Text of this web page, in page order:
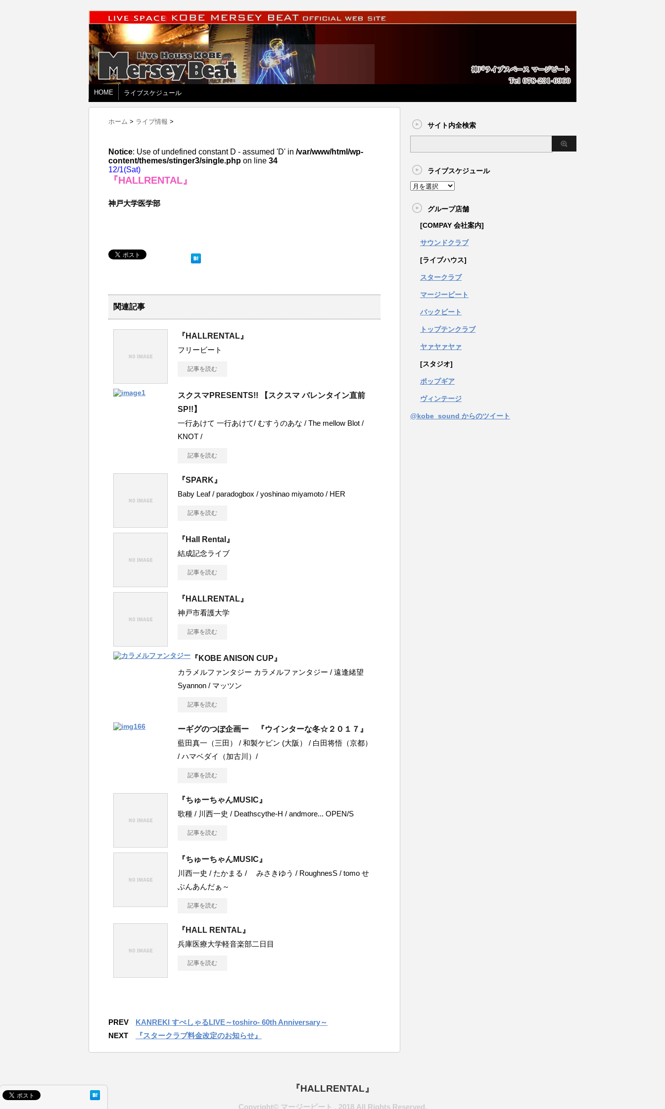
HOME ライブスケジュール
ホーム > ライブ情報 >
Notice: Use of undefined constant D - assumed 'D' in /var/www/html/wp-
content/themes/stinger3/single.php on line 34
12/1(Sat)
『HALLRENTAL』
神戸大学医学部
関連記事
『HALLRENTAL』
フリービート
記事を読む
スクスマPRESENTS!! 【スクスマ バレンタイン直前
SP!!】
一行あけて 一行あけて/ むすうのあな / The mellow Blot /
KNOT /
記事を読む
『SPARK』
Baby Leaf / paradogbox / yoshinao miyamoto / HER
記事を読む
『Hall Rental』
結成記念ライブ
記事を読む
『HALLRENTAL』
神戸市看護大学
記事を読む
『KOBE ANISON CUP』
カラメルファンタジー カラメルファンタジー / 遠逢緒望
Syannon / マッツン
記事を読む
ーギグのつぼ企画ー 『ウインターな冬☆２０１７』
藍田真一（三田） / 和製ケビン (大阪） / 白田将悟（京都）
/ ハマベダイ（加古川）/
記事を読む
『ちゅーちゃんMUSIC』
歌種 / 川西一史 / Deathscythe‐H / andmore... OPEN/S
記事を読む
『ちゅーちゃんMUSIC』
川西一史 / たかまる / みさきゆう / RoughnesS / tomo せ
ぶんあんだぁ～
記事を読む
『HALL RENTAL』
兵庫医療大学軽音楽部二日目
記事を読む
PREV
KANREKI すぺしゃるLIVE～toshiro- 60th Anniversary～
NEXT
『スタークラブ料金改定のお知らせ』
サイト内全検索
ライブスケジュール
グループ店舗
[COMPAY 会社案内]
サウンドクラブ
[ライブハウス]
スタークラブ
マージービート
バックビート
トップテンクラブ
ヤァヤァヤァ
[スタジオ]
ポップギア
ヴィンテージ
@kobe_sound からのツイート
『HALLRENTAL』
Copyright© マージービート , 2018 All Rights Reserved.